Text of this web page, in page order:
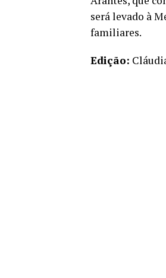
será levado à
familiares.
Edição: